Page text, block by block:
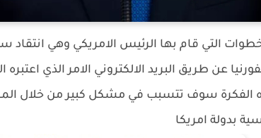
التي قام بها الرئيس الامريكي وهي انتقاد
عن طريق البريد الالكتروني الامر الذي
الفكرة سوف تتسبب في مشكل كبير من خلال
بدولة امريكا